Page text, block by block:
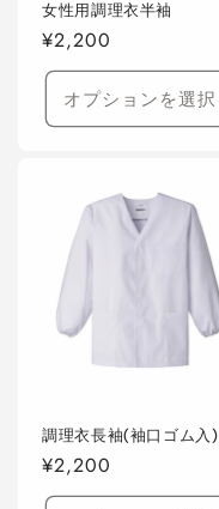
女性用調理衣半袖
通
常
格
¥2,200
オプションを選択
調理衣長袖(袖口ゴム入)
通
常
¥2,200